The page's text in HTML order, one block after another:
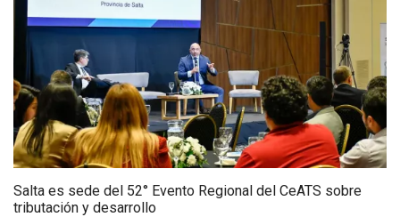
Salta es sede del 52° Evento Regional del CeATS sobre
tributación y desarrollo